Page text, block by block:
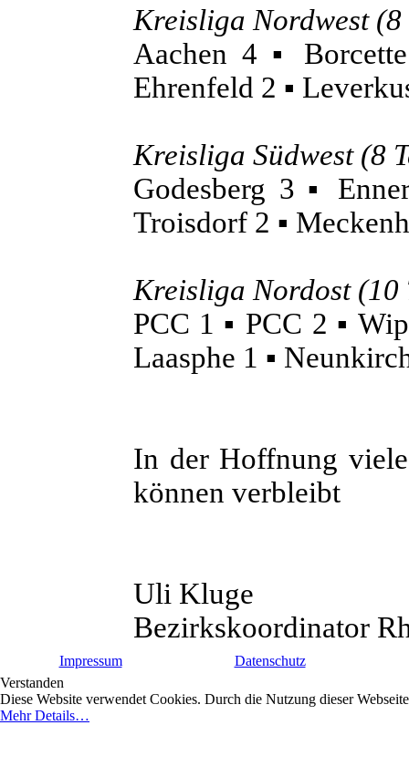
Kreisliga Nordwest (8
Aachen 4 ▪
Ehrenfeld 2 ▪
Kreisliga Südwest (8
Godesberg 3 ▪
Troisdorf 2 ▪
Kreisliga Nordost (10
PCC 1 ▪ PCC 2 ▪
Laasphe 1 ▪
In der Hoffnung
können verbleibt
Uli Kluge
Bezirkskoordinator
Impressum
Datenschutz
Verstanden
Diese Website verwendet Cookies. Durch die Nutzung dieser
Mehr Details…